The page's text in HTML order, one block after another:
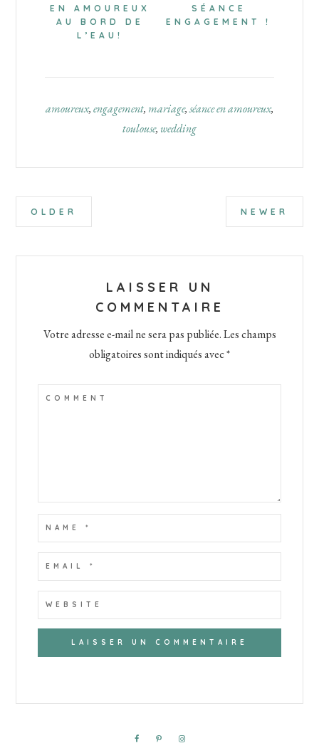
EN AMOUREUX
AU BORD DE
L’EAU!
SÉANCE
ENGAGEMENT !
amoureux,engagement, mariage,séance en amoureux,
toulouse, wedding
Interactions
lecteur
OLDER NEWER
LAISSER UN
COMMENTAIRE
Votre adresse e-mail ne sera pas publiée.Les champs
obligatoires sont indiqués avec*